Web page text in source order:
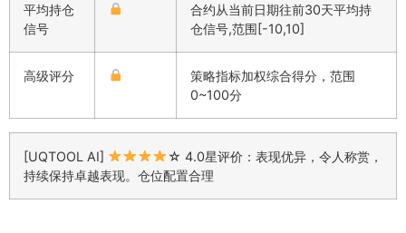
平均持仓
信号
合约从当前日期往前30天平均持
仓信号,范围[-10,10]
高级评分
策略指标加权综合得分，范围
0~100分
[UQTOOL AI]
☆ 4.0星评价：表现优异，令人称赏，
持续保持卓越表现。仓位配置合理